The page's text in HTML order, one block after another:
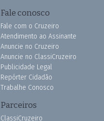
Fale conosco
Fale com o Cruzeiro
Atendimento ao Assinante
Anuncie no Cruzeiro
Anuncie no ClassiCruzeiro
Publicidade Legal
Repórter Cidadão
Trabalhe Conosco
Parceiros
ClassiCruzeiro